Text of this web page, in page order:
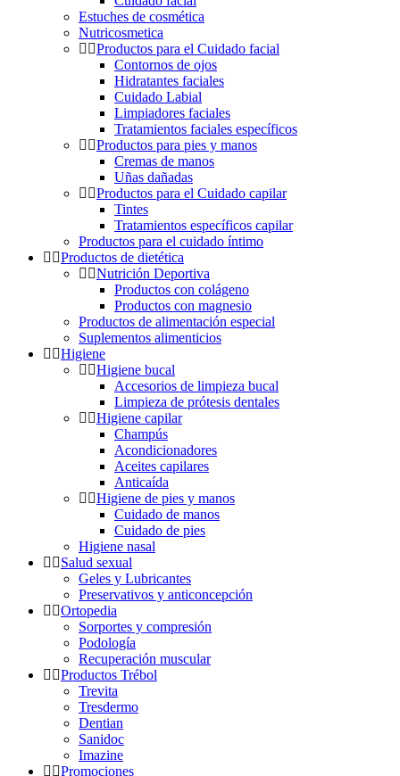
Estuches de cosmética
Nutricosmetica
Productos para el Cuidado facial
Contornos de ojos
Hidratantes faciales
Cuidado Labial
Limpiadores faciales
Tratamientos faciales específicos
Productos para pies y manos
Cremas de manos
Uñas dañadas
Productos para el Cuidado capilar
Tintes
Tratamientos específicos capilar
Productos para el cuidado íntimo
Productos de dietética
Nutrición Deportiva
Productos con colágeno
Productos con magnesio
Productos de alimentación especial
Suplementos alimenticios
Higiene
Higiene bucal
Accesorios de limpieza bucal
Limpieza de prótesis dentales
Higiene capilar
Champús
Acondicionadores
Aceites capilares
Anticaída
Higiene de pies y manos
Cuidado de manos
Cuidado de pies
Higiene nasal
Salud sexual
Geles y Lubricantes
Preservativos y anticoncepción
Ortopedia
Sorportes y compresión
Podología
Recuperación muscular
Productos Trébol
Trevita
Tresdermo
Dentian
Sanidoc
Imazine
Promociones